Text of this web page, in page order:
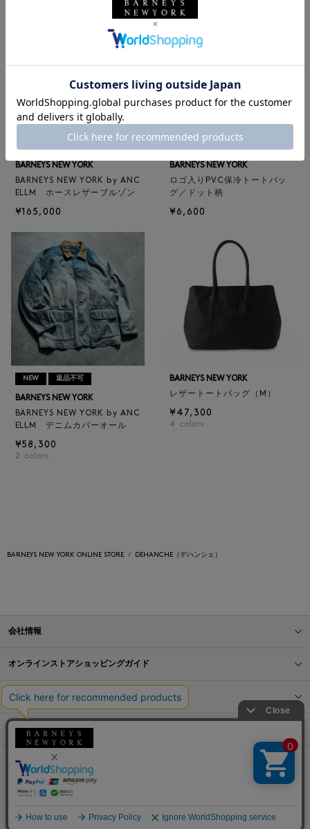
BARNEYS NEW YORK
BARNEYS NEW YORK by ANC
ELLM ホースレザーブルゾン
¥165,000
BARNEYS NEW YORK
ロゴ入りPVC保冷トートバッ
グ／ドット柄
¥6,600
NEW 返品不可
BARNEYS NEW YORK
BARNEYS NEW YORK by ANC
ELLM デニムカバーオール
¥58,300
2 colors
BARNEYS NEW YORK
レザートートバッグ（M）
¥47,300
4 colors
BARNEYS NEW YORK ONLINE STORE DEHANCHE（デハンシェ）
会社情報
オンラインストアショッピングガイド
店舗情報
サービス
Barneys Japan. all rights reserved.